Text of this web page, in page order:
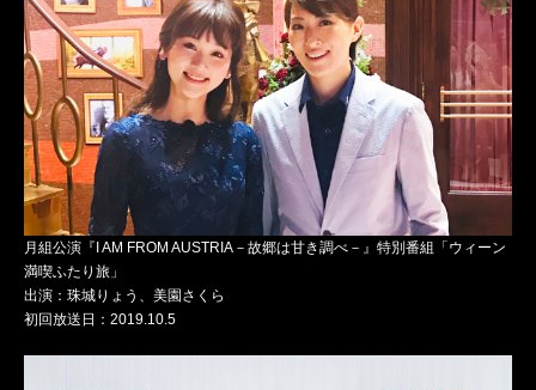
月組公演『I AM FROM AUSTRIA－故郷は甘き調べ－』特別番組「ウィーン
満喫ふたり旅」
出演：珠城りょう、美園さくら
初回放送日：2019.10.5